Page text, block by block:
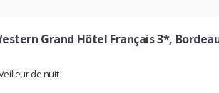
Grand Hôtel Français 3*,
de nuit